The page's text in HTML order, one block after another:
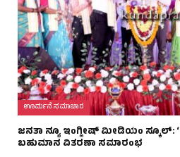
ಊರ್ಮನೆ ಸಮಾಚಾರ
ಜನತಾ ನ್ಯೂ ಇಂಗ್ಲೀಷ್ ಮೀಡಿಯಂ ಸ್ಕೂಲ್:
ಬಹುಮಾನ ವಿತರಣಾ ಸಮಾರಂಭ